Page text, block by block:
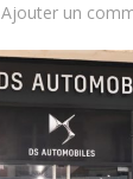
Ajouter un